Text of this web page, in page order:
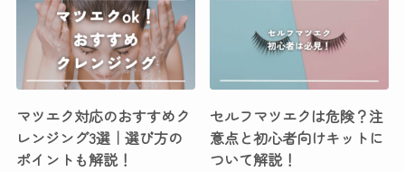
マツエク対応のおすすめク
レンジング3選｜選び方の
ポイントも解説！
セルフマツエクは危険？注
意点と初心者向けキットに
ついて解説！